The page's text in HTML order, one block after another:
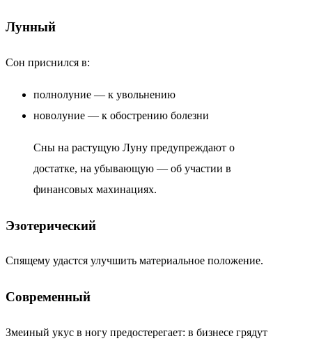
Лунный
Сон приснился в:
полнолуние — к увольнению
новолуние — к обострению болезни
Сны на растущую Луну предупреждают о
достатке, на убывающую — об участии в
финансовых махинациях.
Эзотерический
Спящему удастся улучшить материальное положение.
Современный
Змеиный укус в ногу предостерегает: в бизнесе грядут